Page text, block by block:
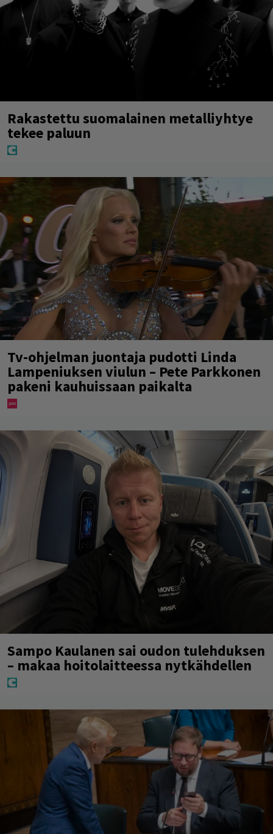
Rakastettu suomalainen metalliyhtye
tekee paluun
Tv-ohjelman juontaja pudotti Linda
Lampeniuksen viulun – Pete Parkkonen
pakeni kauhuissaan paikalta
Sampo Kaulanen sai oudon tulehduksen
– makaa hoitolaitteessa nytkähdellen